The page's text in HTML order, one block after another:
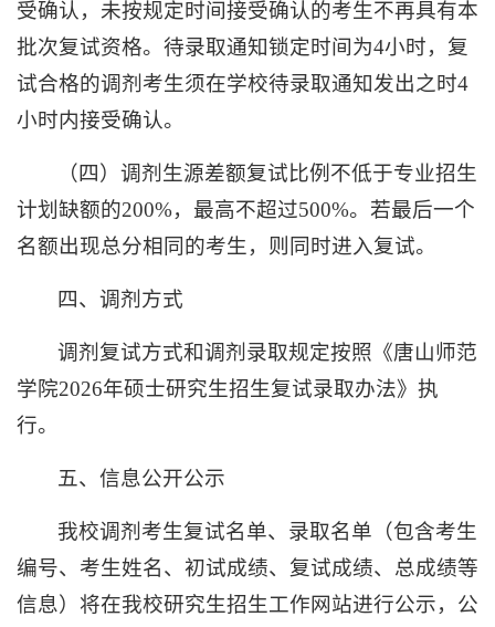
受确认，未按规定时间接受确认的考生不再具有本
批次复试资格。待录取通知锁定时间为4小时，复
试合格的调剂考生须在学校待录取通知发出之时4
小时内接受确认。
（四）调剂生源差额复试比例不低于专业招生
计划缺额的200%，最高不超过500%。若最后一个
名额出现总分相同的考生，则同时进入复试。
四、调剂方式
调剂复试方式和调剂录取规定按照《唐山师范
学院2026年硕士研究生招生复试录取办法》执
行。
五、信息公开公示
我校调剂考生复试名单、录取名单（包含考生
编号、考生姓名、初试成绩、复试成绩、总成绩等
信息）将在我校研究生招生工作网站进行公示，公